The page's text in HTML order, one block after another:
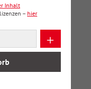
Inhalt
– hier
gewünschten